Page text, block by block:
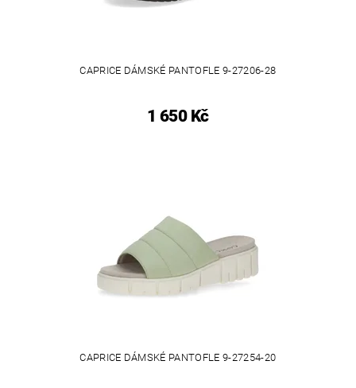
CAPRICE DÁMSKÉ PANTOFLE 9-27206-28
1 650 Kč
CAPRICE DÁMSKÉ PANTOFLE 9-27254-20